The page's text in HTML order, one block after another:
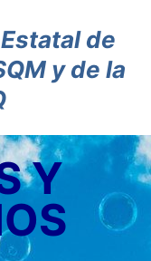
de
y de la
Y